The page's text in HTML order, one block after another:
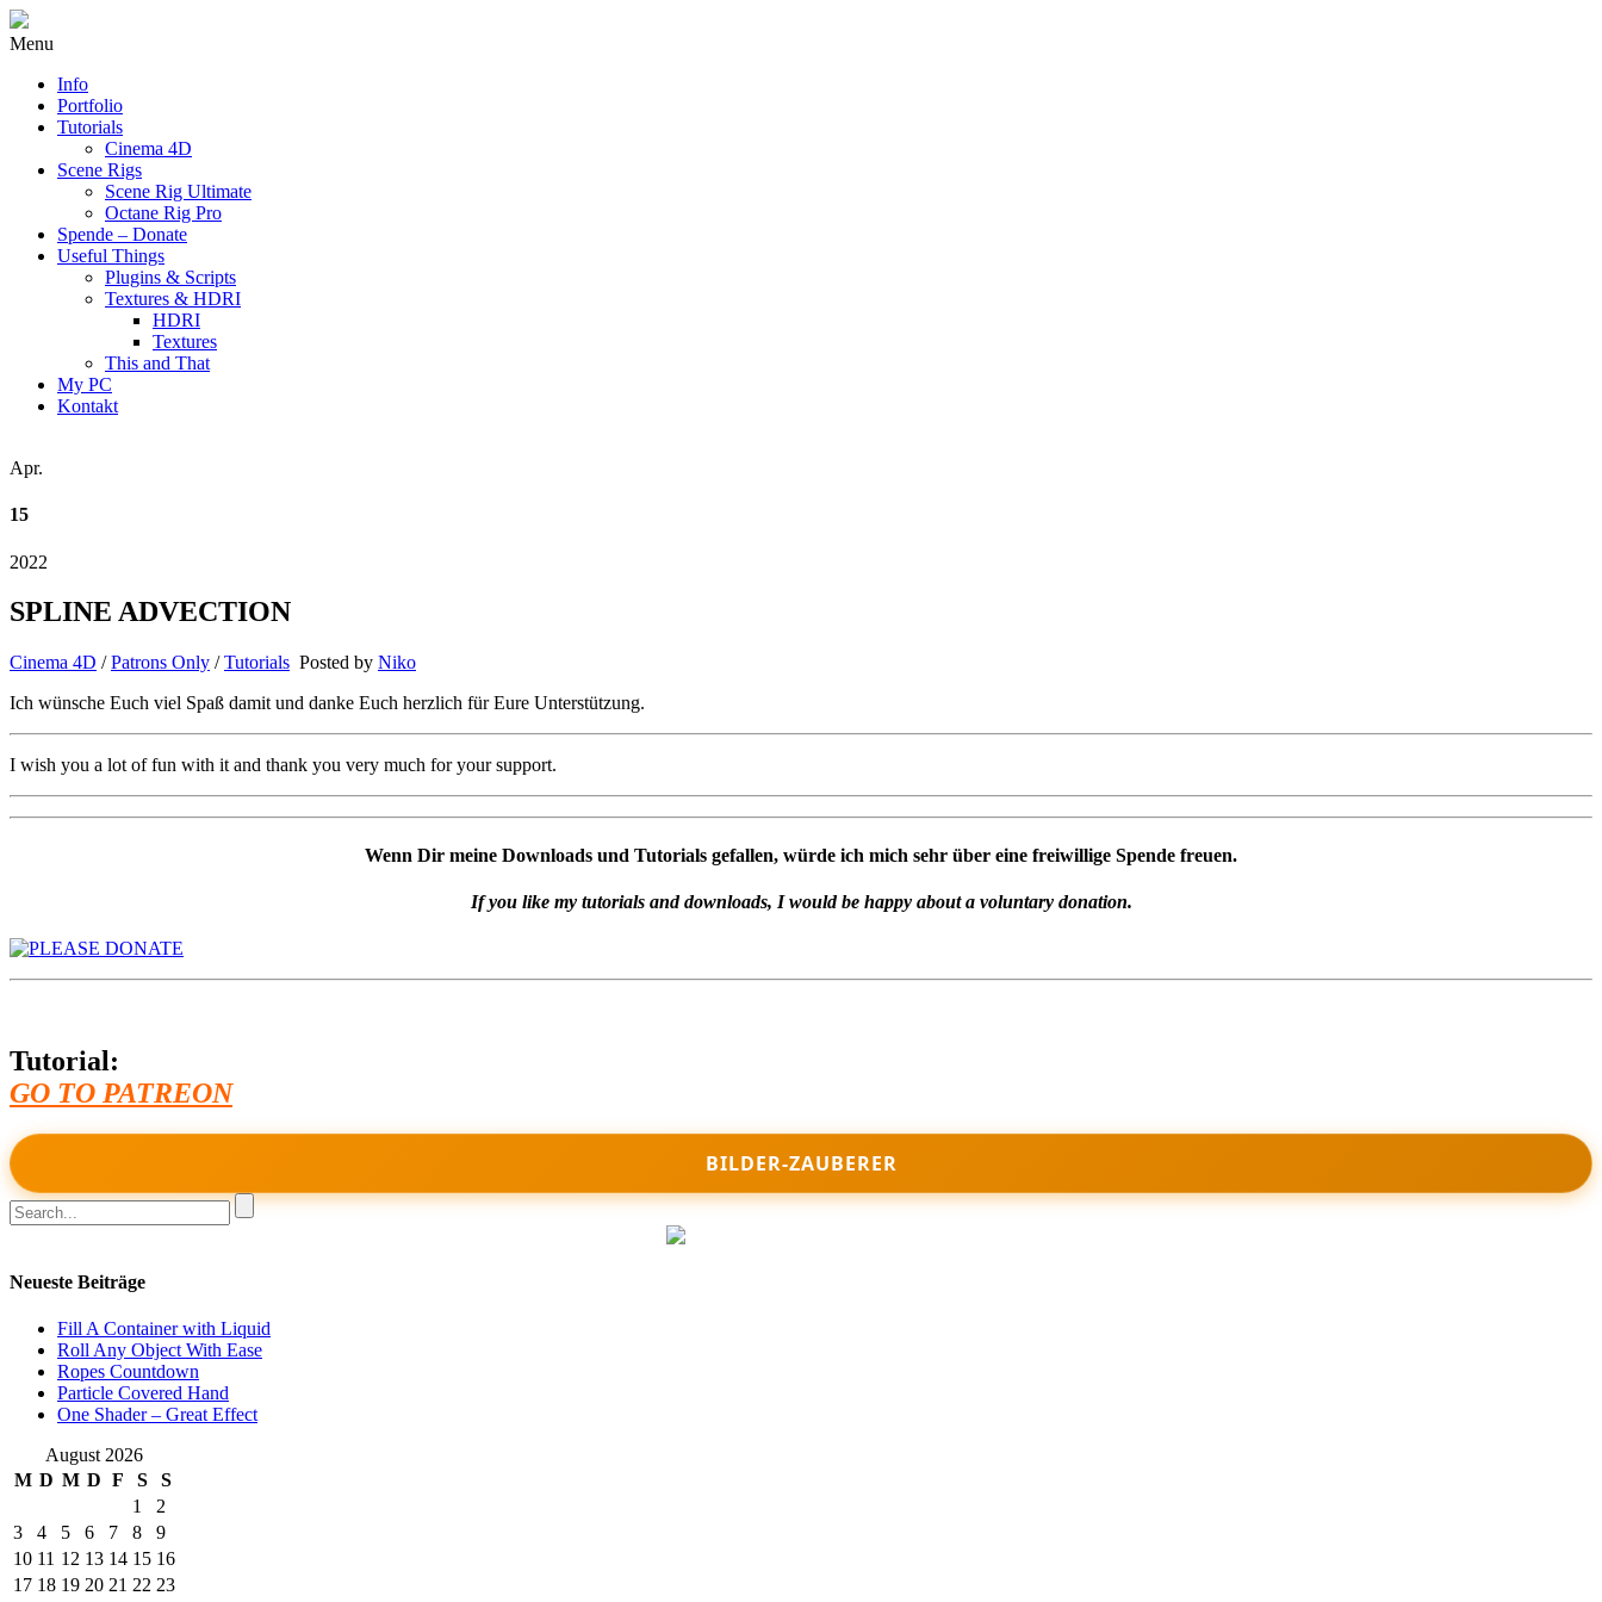
Menu
Info
Portfolio
Tutorials
Cinema 4D
Scene Rigs
Scene Rig Ultimate
Octane Rig Pro
Spende – Donate
Useful Things
Plugins & Scripts
Textures & HDRI
HDRI
Textures
This and That
My PC
Kontakt
Apr.
15
2022
SPLINE ADVECTION
Cinema 4D /Patrons Only /Tutorials Posted by Niko
Ich wünsche Euch viel Spaß damit und danke Euch herzlich für Eure Unterstützung.
I wish you a lot of fun with it and thank you very much for your support.
Wenn Dir meine Downloads und Tutorials gefallen, würde ich mich sehr über eine freiwillige Spende freuen.
If you like my tutorials and downloads, I would be happy about a voluntary donation.
Tutorial:
GO TO PATREON
BILDER-ZAUBERER
Neueste Beiträge
Fill A Container with Liquid
Roll Any Object With Ease
Ropes Countdown
Particle Covered Hand
One Shader – Great Effect
August 2026
M D M D F S
S
1
2
3
4 5 6 7 8
9
10 11 12 13 14 15 16
17 18 19 20 21 22 23